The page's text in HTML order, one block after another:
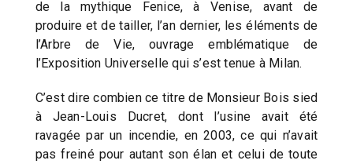
de la mythique Fenice, à Venise, avant de
produire et de tailler, l’an dernier, les éléments de
l’Arbre de Vie, ouvrage emblématique de
l’Exposition Universelle qui s’est tenue à Milan.
C’est dire combien ce titre de Monsieur Bois sied
à Jean-Louis Ducret, dont l’usine avait été
ravagée par un incendie, en 2003, ce qui n’avait
pas freiné pour autant son élan et celui de toute